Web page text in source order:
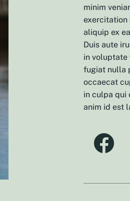
minim
exercitation
aliquip ex
Duis aute
in voluptate
fugiat nulla
occaecat
in culpa qui
anim id est